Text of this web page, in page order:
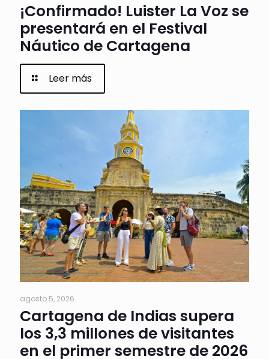
¡Confirmado! Luister La Voz se
presentará en el Festival
Náutico de Cartagena
Leer más
agosto 5, 2026
Cartagena de Indias supera
los 3,3 millones de visitantes
en el primer semestre de 2026